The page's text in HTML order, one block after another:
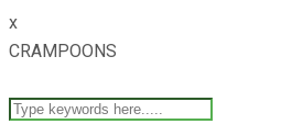
x
CRAMPOONS